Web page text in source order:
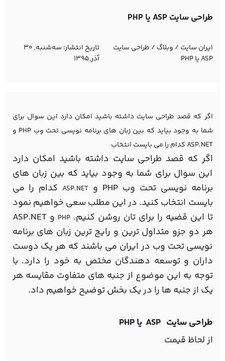
طراحی سایت ASP یا PHP
ایران سایت / وبلاگ / طراحی سایت
ASP یا PHP
تاریخ انتشار:
ﺳﻪشنبه, 30
آذر,1395
اگر که قصد طراحي سايت داشته باشید امکان دارد این سوال برای
شما به وجود بیاید که بین زبان های برنامه نویسی تحت وب PHP و
ASP.NET کدام را می بایست انتخاب
اگر که قصد طراحي سايت داشته باشید امکان دارد
این سوال برای شما به وجود بیاید که بین زبان های
برنامه نویسی تحت وب PHP و
ASP.NET کدام را می
بایست انتخاب کنید. در این مطلب سعی خواهیم نمود
تا این قضیه را برای تان روشن کنیم.PHP
و ASP.NET
هر دو جزو متداول ترین و رایج ترین زبان های برنامه
نویسی تحت وب در ایران می باشند که هر یک دوست
داران و توسعه دهندگان مختص به خود را دارد. با
توجه به این موضوع از جنبه های متفاوت مقایسه هر
یک از جنبه ها را در یک بخش توضیح خواهیم داد.
طراحی سایت ASP یا PHP
از لحاظ قیمت